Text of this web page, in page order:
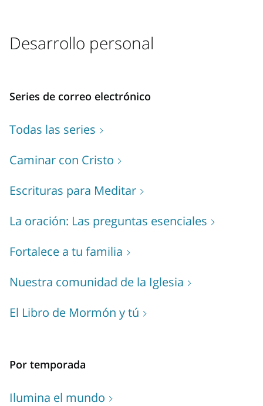
Desarrollo personal
Series de correo electrónico
Todas las series
Caminar con Cristo
Escrituras para Meditar
La oración: Las preguntas esenciales
Fortalece a tu familia
Nuestra comunidad de la Iglesia
El Libro de Mormón y tú
Por temporada
Ilumina el mundo